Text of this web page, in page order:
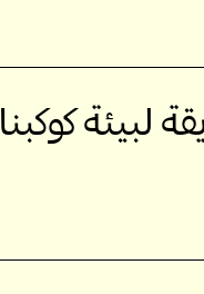
كوكبنا